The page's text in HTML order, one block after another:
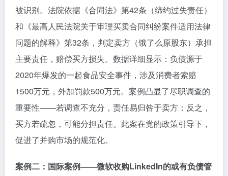
被识别。法院依据《合同法》第42条（缔约过失责任）
和《最高人民法院关于审理买卖合同纠纷案件适用法律
问题的解释》第32条，判定卖方（饿了么原股东）承担
主要责任，赔偿买方损失。数据详细显示：负债源于
2020年爆发的一起食品安全事件，涉及消费者索赔
1500万元，外加罚款500万元。案例凸显了尽职调查的
重要性——若调查不充分，责任易归咎于卖方；反之，
买方若疏忽，可能分担责任。此案在党的政策引导下，
促进了并购市场的规范化。
案例二：国际案例——微软收购LinkedIn的或有负债管